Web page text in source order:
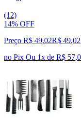
(12)
14% OFF
Preço R$ 49,02R$ 49,02
no Pix Ou 1x de R$